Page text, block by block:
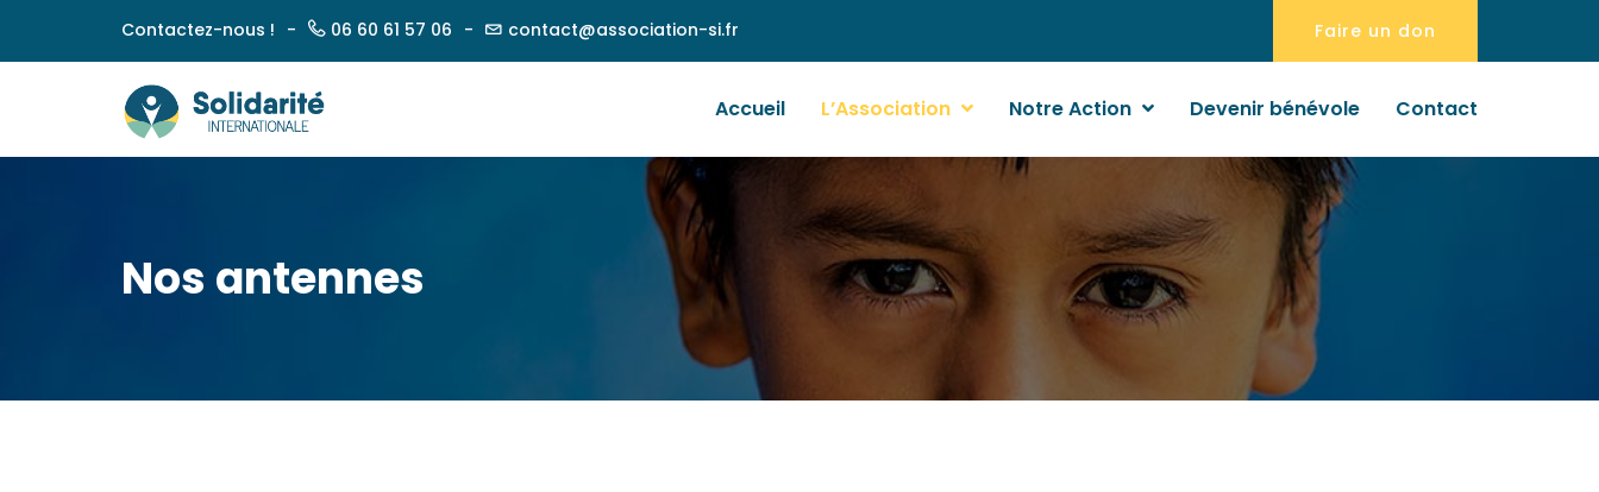
Contactez-nous ! 06 60 61 57 06 contact@association-si.fr Faire un don
Accueil L’Association Notre Action Devenir bénévole Contact
Nos antennes